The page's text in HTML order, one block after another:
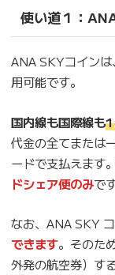
使い道１：
ANA SKYコイン
用可能です。
国内線も国際線も
代金の全てまたは
ードで支払えます
ドシェア便のみで
なお、ANA SKY
できます。そのた
外発の航空券）す